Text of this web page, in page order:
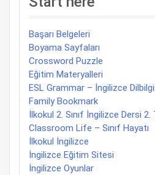
Başarı Belgeleri
Boyama Sayfaları
Crossword Puzzle
Eğitim Materyalleri
ESL Grammar – İngilizce
Family Bookmark
İlkokul 2. Sınıf İngilizce Dersi
Classroom Life – Sınıf Hayatı
İlkokul İngilizce
İngilizce Eğitim Sitesi
İngilizce Oyunlar